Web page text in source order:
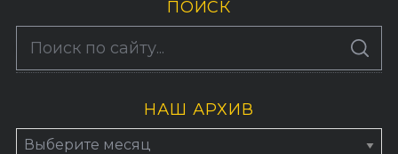
ПОИСК
S
A
По авторам
НАШ АРХИВ
Н